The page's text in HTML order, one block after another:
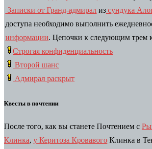
Записки от Гранд-адмирал из сундука
доступа необходимо выполнить
информации. Цепочки к следующим трем
Строгая конфиденциальность
Второй шанс
Адмирал раскрыт
Квесты в почтении
После того, как вы станете Почтением с
Клинка, у Керитоза Кровавого Клинка в